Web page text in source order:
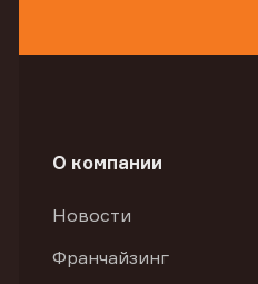
О компании
Новости
Франчайзинг